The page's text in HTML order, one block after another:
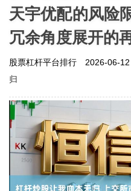
天宇优配的风险
冗余角度展开的
股票杠杆平台排行 2026-06-
归